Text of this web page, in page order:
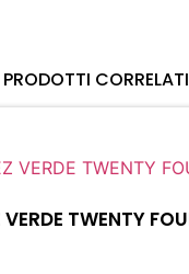
PRODOTTI CORRELATI
VERDE TWENTY